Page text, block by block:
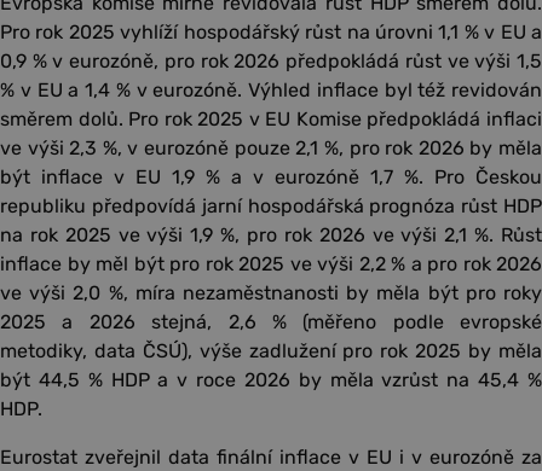
Pro rok 2025 vyhlíží hospodářský růst na úrovni 1,1 % v EU a
0,9 % v eurozóně, pro rok 2026 předpokládá růst ve výši 1,5
% v EU a 1,4 % v eurozóně. Výhled inflace byl též revidován
směrem dolů. Pro rok 2025 v EU Komise předpokládá inflaci
ve výši 2,3 %, v eurozóně pouze 2,1 %, pro rok 2026 by měla
být inflace v EU 1,9 % a v eurozóně 1,7 %. Pro Českou
republiku předpovídá jarní hospodářská prognóza růst HDP
na rok 2025 ve výši 1,9 %, pro rok 2026 ve výši 2,1 %. Růst
inflace by měl být pro rok 2025 ve výši 2,2 % a pro rok 2026
ve výši 2,0 %, míra nezaměstnanosti by měla být pro roky
2025 a 2026 stejná, 2,6 % (měřeno podle evropské
metodiky, data ČSÚ), výše zadlužení pro rok 2025 by měla
být 44,5 % HDP a v roce 2026 by měla vzrůst na 45,4 %
HDP.
Eurostat zveřejnil data finální inflace v EU i v eurozóně za